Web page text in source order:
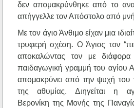
δεν απομακρύνθηκε από το
απήγγελλε τον Απόστολο από
Με τον άγιο Άνθιμο είχαν μια
τρυφερή σχέση. Ο Άγιος τον
αποκαλώντας τον με
παιδαγωγική γραμμή του αγίου
απομακρύνει από την ψυχή του
της αθυμίας. Διηγείται η
Βερονίκη της Μονής της